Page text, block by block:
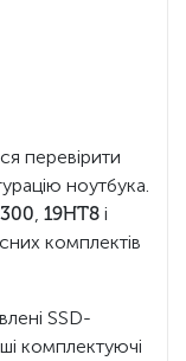
перевірити
ноутбука.
19HT8 і
комплектів
SSD-
комплектуючі